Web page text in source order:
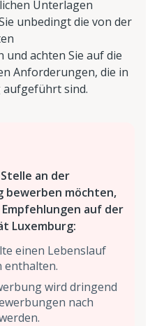
Unterlagen
unbedingt die von der
achten Sie auf die
Anforderungen, die in
aufgeführt sind.
an der
bewerben möchten,
auf der
Luxemburg:
einen Lebenslauf
enthalten.
wird dringend
nach